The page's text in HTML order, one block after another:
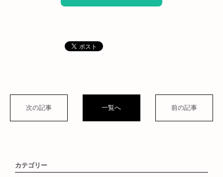
次の記事 一覧へ 前の記事
カテゴリー